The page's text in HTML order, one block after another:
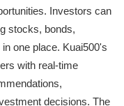
Investors can
stocks, bonds,
one place. Kuai500's
with real-time
decisions. The